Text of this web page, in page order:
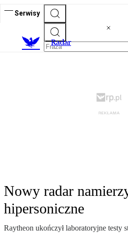
Serwisy
Radar
Nowy radar
hipersoniczne
Raytheon ukończył laboratoryjne testy